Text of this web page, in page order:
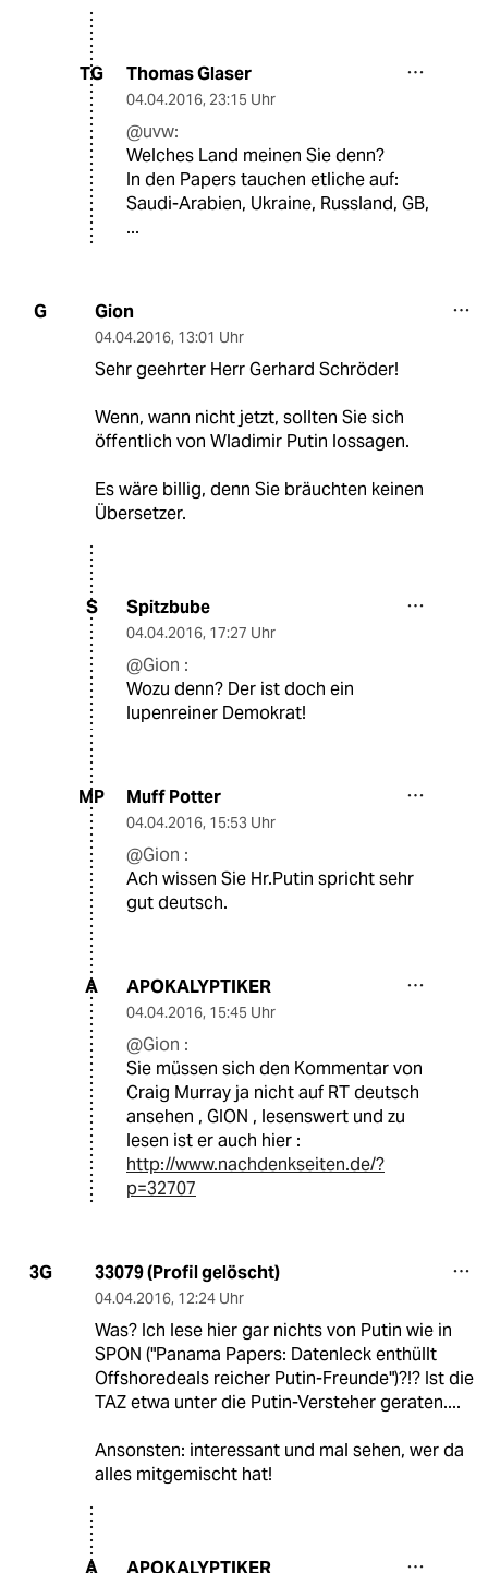
TG Thomas Glaser
04.04.2016, 23:15 Uhr
@uvw:
Welches Land meinen Sie denn?
In den Papers tauchen etliche auf:
Saudi-Arabien, Ukraine, Russland, GB,
...
G Gion
04.04.2016, 13:01 Uhr
Sehr geehrter Herr Gerhard Schröder!
Wenn, wann nicht jetzt, sollten Sie sich
öffentlich von Wladimir Putin lossagen.
Es wäre billig, denn Sie bräuchten keinen
Übersetzer.
S Spitzbube
04.04.2016, 17:27 Uhr
@Gion :
Wozu denn? Der ist doch ein
lupenreiner Demokrat!
MP Muff Potter
04.04.2016, 15:53 Uhr
@Gion :
Ach wissen Sie Hr.Putin spricht sehr
gut deutsch.
A APOKALYPTIKER
04.04.2016, 15:45 Uhr
@Gion :
Sie müssen sich den Kommentar von
Craig Murray ja nicht auf RT deutsch
ansehen , GION , lesenswert und zu
lesen ist er auch hier :
http://www.nachdenkseiten.de/?
p=32707
3G 33079 (Profil gelöscht)
04.04.2016, 12:24 Uhr
Was? Ich lese hier gar nichts von Putin wie in
SPON ("Panama Papers: Datenleck enthüllt
Offshoredeals reicher Putin-Freunde")?!? Ist die
TAZ etwa unter die Putin-Versteher geraten....
Ansonsten: interessant und mal sehen, wer da
alles mitgemischt hat!
A APOKALYPTIKER